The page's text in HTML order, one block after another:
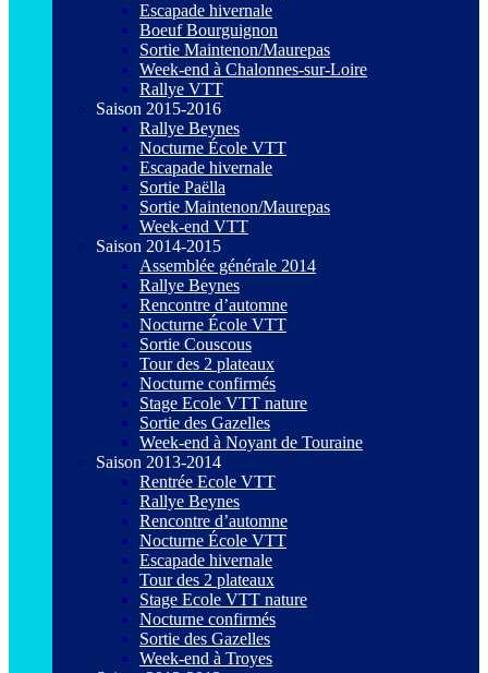
Escapade hivernale
Boeuf Bourguignon
Sortie Maintenon/Maurepas
Week-end à Chalonnes-sur-Loire
Rallye VTT
Saison 2015-2016
Rallye Beynes
Nocturne École VTT
Escapade hivernale
Sortie Paëlla
Sortie Maintenon/Maurepas
Week-end VTT
Saison 2014-2015
Assemblée générale 2014
Rallye Beynes
Rencontre d’automne
Nocturne École VTT
Sortie Couscous
Tour des 2 plateaux
Nocturne confirmés
Stage Ecole VTT nature
Sortie des Gazelles
Week-end à Noyant de Touraine
Saison 2013-2014
Rentrée Ecole VTT
Rallye Beynes
Rencontre d’automne
Nocturne École VTT
Escapade hivernale
Tour des 2 plateaux
Stage Ecole VTT nature
Nocturne confirmés
Sortie des Gazelles
Week-end à Troyes